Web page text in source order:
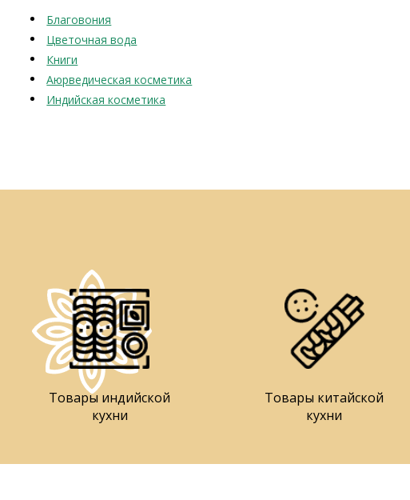
Благовония
Цветочная вода
Книги
Аюрведическая косметика
Индийская косметика
Товары индийской
кухни
Товары китайской
кухни